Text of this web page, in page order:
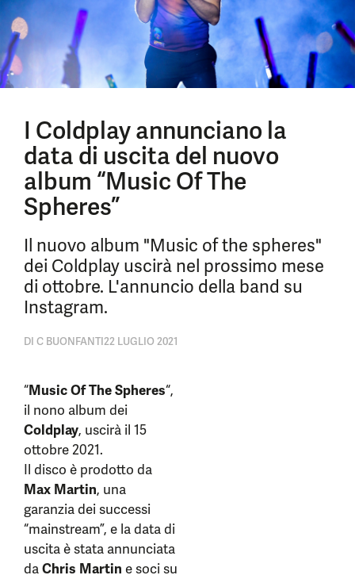
I Coldplay annunciano la
data di uscita del nuovo
album “Music Of The
Spheres”
Il nuovo album "Music of the spheres"
dei Coldplay uscirà nel prossimo mese
di ottobre. L'annuncio della band su
Instagram.
DI C BUONFANTI22 LUGLIO 2021
“Music Of The Spheres“,
il nono album dei
Coldplay, uscirà il 15
ottobre 2021.
Il disco è prodotto da
Max Martin, una
garanzia dei successi
“mainstream”, e la data di
uscita è stata annunciata
daChris Martin e soci su